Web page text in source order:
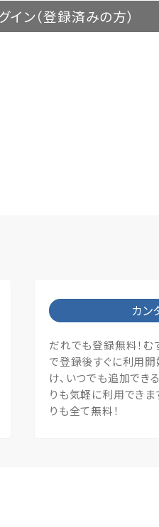
イン（登録済みの方）
カン
だれでも登録無料！
で登録後すぐに利用開
け、いつでも追加でき
りも気軽に利用できま
りも全て無料！